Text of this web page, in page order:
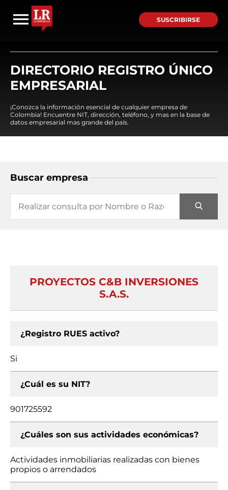
SUSCRIBIRSE
DIRECTORIO REGISTRO ÚNICO
EMPRESARIAL
¡Conozca la información esencial de cualquier empresa de
Colombia! Encuentre NIT, dirección, teléfono, y mas en la base de
datos empresarial mas grande del país.
Buscar empresa
PROYECTOS C&B INVERSIONES
S.A.S.
¿Registro RUES activo?
Si
¿Cuál es su NIT?
901725592
¿Cuáles son sus actividades económicas?
Actividades inmobiliarias realizadas con bienes
propios o arrendados